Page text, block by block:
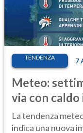
TENDENZA 7
Meteo:
via con
temporale
La tendenza
indica una nuova